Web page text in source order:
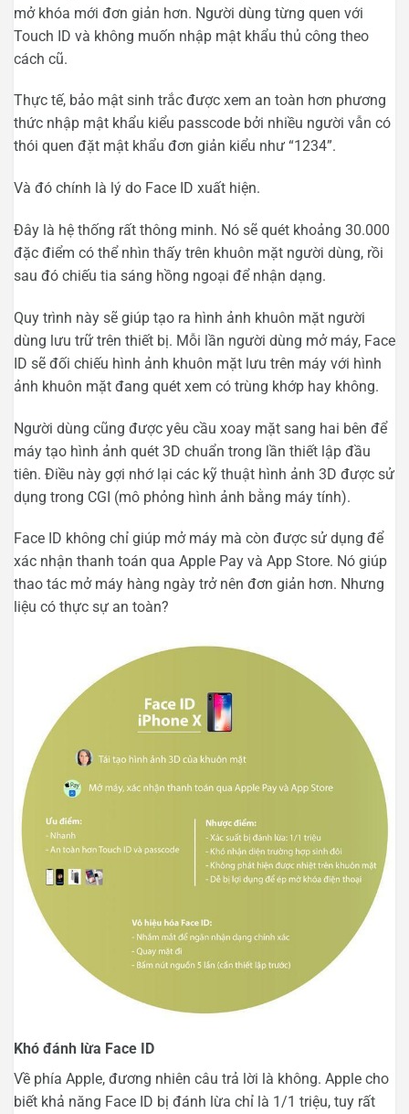
mở khóa mới đơn giản hơn. Người dùng từng quen với
Touch ID và không muốn nhập mật khẩu thủ công theo
cách cũ.
Thực tế, bảo mật sinh trắc được xem an toàn hơn phương
thức nhập mật khẩu kiểu passcode bởi nhiều người vẫn có
thói quen đặt mật khẩu đơn giản kiểu như “1234”.
Và đó chính là lý do Face ID xuất hiện.
Đây là hệ thống rất thông minh. Nó sẽ quét khoảng 30.000
đặc điểm có thể nhìn thấy trên khuôn mặt người dùng, rồi
sau đó chiếu tia sáng hồng ngoại để nhận dạng.
Quy trình này sẽ giúp tạo ra hình ảnh khuôn mặt người
dùng lưu trữ trên thiết bị. Mỗi lần người dùng mở máy, Face
ID sẽ đối chiếu hình ảnh khuôn mặt lưu trên máy với hình
ảnh khuôn mặt đang quét xem có trùng khớp hay không.
Người dùng cũng được yêu cầu xoay mặt sang hai bên để
máy tạo hình ảnh quét 3D chuẩn trong lần thiết lập đầu
tiên. Điều này gợi nhớ lại các kỹ thuật hình ảnh 3D được sử
dụng trong CGI (mô phỏng hình ảnh bằng máy tính).
Face ID không chỉ giúp mở máy mà còn được sử dụng để
xác nhận thanh toán qua Apple Pay và App Store. Nó giúp
thao tác mở máy hàng ngày trở nên đơn giản hơn. Nhưng
liệu có thực sự an toàn?
Khó đánh lừa Face ID
Về phía Apple, đương nhiên câu trả lời là không. Apple cho
biết khả năng Face ID bị đánh lừa chỉ là 1/1 triệu, tuy rất